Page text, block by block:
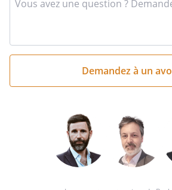
votre
question
ici